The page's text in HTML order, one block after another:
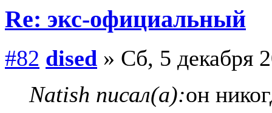
Re: экс-официальный
#82 dised » Сб, 5 декабря
Natish писал(а):он